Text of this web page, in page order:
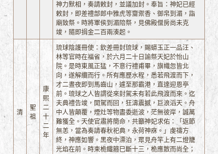
神力默相，奏請敕封，並議加封。奉旨：神妃已經
敕封，即差禮部郎中雅虎等齎禦香、御帛到湄，詣
廟致祭。時將軍侯到湄陪祭，見佛殿僧房尚未克
竣，隨即捐金二百兩湊起。
清
聖
祖
康
熙
二
十
二
年
琉球陰護冊使：欽差冊封琉球，賜蟒玉正一品汪、
林等官時在福省，於六月二十日諭祭天妃於怡山
院。是時東風正猛，不意行禮甫畢，旗幟忽皆北
向，遂解纜而行。所有應歷水程，悉若飛渡而下，
才二晝夜即到馬齒山，遽至那霸港，直達迎恩亭
前。琉球之人皆謂從來封駕未有若此飛渡而來。迄
夫典禮告竣，開駕而回，狂濤震撼，巨浪滔天。舟
中人皆顛覆，煙灶等物盡委逝波，茫無彼岸，誠萬
難獲全。天使官肅將簡命，共籲神妃求佑：「返節
無恙，當為奏請春秋祀典，永荷神庥。」虔禱方
終，神應如響。黑夜中漂泊，眾見舟竿上有二燈籠
光焰在前。時束桅鐵箍巳斷十三，桅應散而尚全；